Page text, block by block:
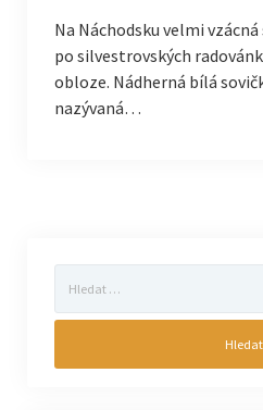
Na Náchodsku velmi
po silvestrovských
obloze. Nádherná bílá
nazývaná…